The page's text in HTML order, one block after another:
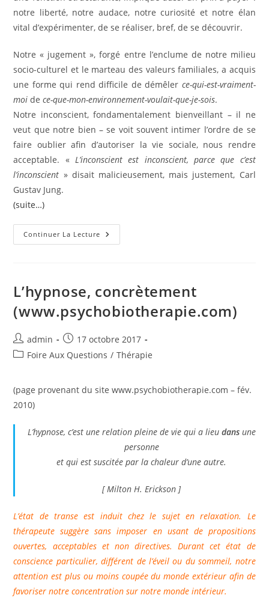
notre liberté, notre audace, notre curiosité et notre élan
vital d’expérimenter, de se réaliser, bref, de se découvrir.
Notre « jugement », forgé entre l’enclume de notre milieu
socio-culturel et le marteau des valeurs familiales, a acquis
une forme qui rend difficile de démêler ce-qui-est-vraiment-
moi dece-que-mon-environnement-voulait-que-je-sois.
Notre inconscient, fondamentalement bienveillant – il ne
veut que notre bien – se voit souvent intimer l’ordre de se
faire oublier afin d’autoriser la vie sociale, nous rendre
acceptable. «L’inconscient est inconscient, parce que c’est
l’inconscient » disait malicieusement, mais justement, Carl
Gustav Jung.
(suite…)
Continuer La Lecture L’hypnose
Et
L’hypnose, concrètement
(www.psychobiotherapie.com)
Auteur/autrice
de
admin
Publication
publiée :
17 octobre 2017
PostFoire Aux Questions / Thérapie
(page provenant du site www.psychobiotherapie.com – fév.
2010)
L’hypnose, c’est une relation pleine de vie qui a lieu dansune
personne
et qui est suscitée par la chaleur d’une autre.
[ Milton H. Erickson ]
L’état de transe est induit chez le sujet en relaxation. Le
thérapeute suggère sans imposer en usant de propositions
ouvertes, acceptables et non directives. Durant cet état de
conscience particulier, différent de l’éveil ou du sommeil, notre
attention est plus ou moins coupée du monde extérieur afin de
favoriser notre concentration sur notre monde intérieur.